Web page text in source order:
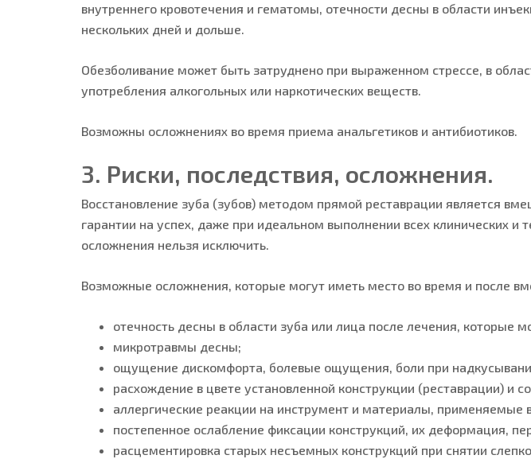
внутреннего кровотечения и гематомы, отечности десны в области
нескольких дней и дольше.
Обезболивание может быть затруднено при выраженном стрессе, в
употребления алкогольных или наркотических веществ.
Возможны осложнениях во время приема анальгетиков и антибиотиков.
3. Риски, последствия, осложнения.
Восстановление зуба (зубов) методом прямой реставрации является
гарантии на успех, даже при идеальном выполнении всех клинических
осложнения нельзя исключить.
Возможные осложнения, которые могут иметь место во время и после
отечность десны в области зуба или лица после лечения, которые
микротравмы десны;
ощущение дискомфорта, болевые ощущения, боли при
расхождение в цвете установленной конструкции (реставрации) и
аллергические реакции на инструмент и материалы, применяемые
постепенное ослабление фиксации конструкций, их деформация,
расцементировка старых несъемных конструкций при снятии